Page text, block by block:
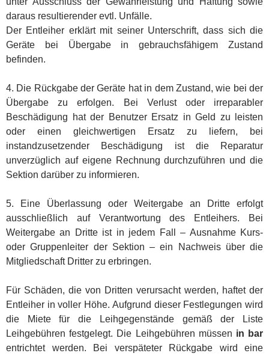
daraus resultierender evtl. Unfälle.
Der Entleiher erklärt mit seiner Unterschrift, dass sich die
Geräte bei Übergabe in gebrauchsfähigem Zustand
befinden.
4. Die Rückgabe der Geräte hat in dem Zustand, wie bei der
Übergabe zu erfolgen. Bei Verlust oder irreparabler
Beschädigung hat der Benutzer Ersatz in Geld zu leisten
oder einen gleichwertigen Ersatz zu liefern, bei
instandzusetzender Beschädigung ist die Reparatur
unverzüglich auf eigene Rechnung durchzuführen und die
Sektion darüber zu informieren.
5. Eine Überlassung oder Weitergabe an Dritte erfolgt
ausschließlich auf Verantwortung des Entleihers. Bei
Weitergabe an Dritte ist in jedem Fall – Ausnahme Kurs-
oder Gruppenleiter der Sektion – ein Nachweis über die
Mitgliedschaft Dritter zu erbringen.
Für Schäden, die von Dritten verursacht werden, haftet der
Entleiher in voller Höhe. Aufgrund dieser Festlegungen wird
die Miete für die Leihgegenstände gemäß der Liste
Leihgebühren festgelegt. Die Leihgebühren müssen in bar
entrichtet werden. Bei verspäteter Rückgabe wird eine